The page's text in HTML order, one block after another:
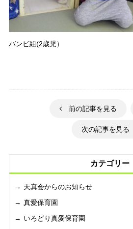
バンビ組(2歳児）
前の記事を見る
次の記事を見る
カテゴリー
天真会からのお知らせ
真愛保育園
いろどり真愛保育園